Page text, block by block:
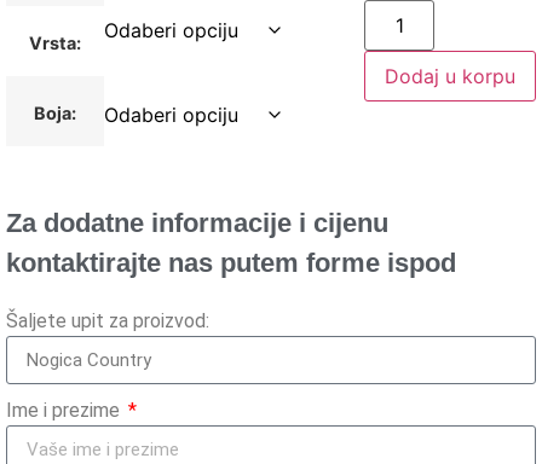
Vrsta:
Boja:
Dodaj u korpu
Za dodatne informacije i cijenu
kontaktirajte nas putem forme ispod
Šaljete upit za proizvod:
Ime i prezime